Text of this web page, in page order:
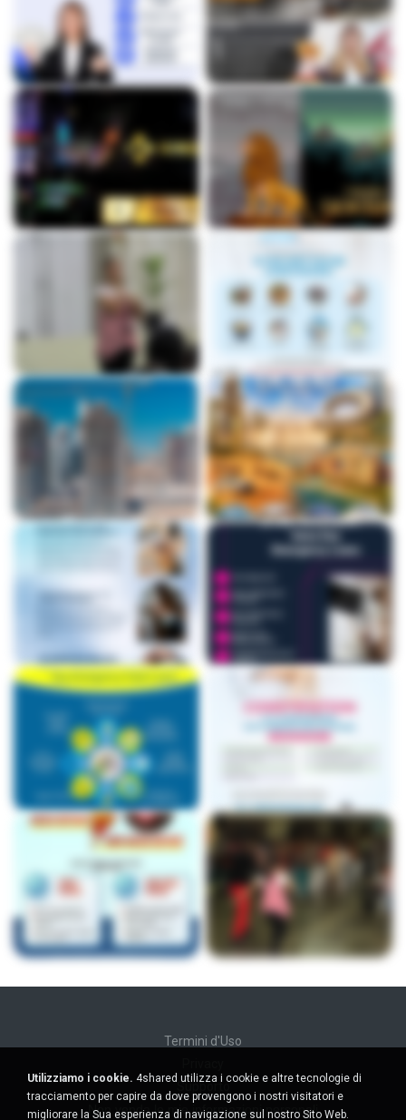
Termini d'Uso
Supporto
Non venda le mie informazioni personali
Utilizziamo i cookie. 4shared utilizza i cookie e altre tecnologie di
tracciamento per capire da dove provengono i nostri visitatori e
migliorare la Sua esperienza di navigazione sul nostro Sito Web.